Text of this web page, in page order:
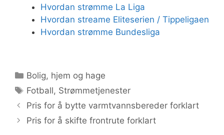
Hvordan strømme La Liga
Hvordan streame Eliteserien / Tippeligaen
Hvordan strømme Bundesliga
Kategorier
Bolig, hjem og hage
Stikkord
Fotball, Strømmetjenester
Pris for å bytte varmtvannsbereder forklart
Pris for å skifte frontrute forklart